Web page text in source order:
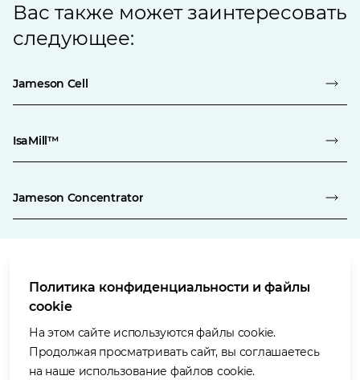
Вас также может заинтересовать
следующее:
Jameson Cell
IsaMill™
Jameson Concentrator
Условия использования
Политика в отношении защиты персональных данных
Политика в отношении файлов «cookie»
Доступность
Политика конфиденциальности и файлы
cookie
На этом сайте используются файлы cookie.
Продолжая просматривать сайт, вы соглашаетесь
на наше использование файлов cookie.